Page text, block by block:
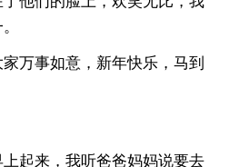
万事如意，新年快乐，马到
起来，我听爸爸妈妈说要去